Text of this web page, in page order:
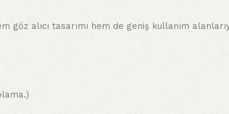
göz alıcı tasarımı hem de geniş kullanım